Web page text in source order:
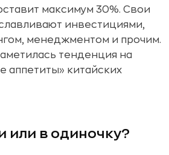
максимум 30%. Свои
инвестициями,
менеджментом и прочим.
тенденция на
аппетиты» китайских
или в одиночку?